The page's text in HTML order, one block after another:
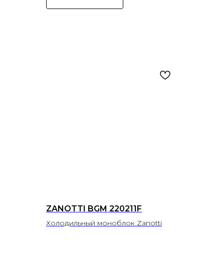
ZANOTTI BGM 220211F
Холодильный моноблок Zanotti